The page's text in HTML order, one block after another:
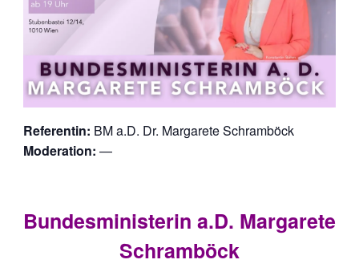
Referentin: BM a.D. Dr. Margarete Schramböck
Moderation: —
Bundesministerin a.D. Margarete
Schramböck